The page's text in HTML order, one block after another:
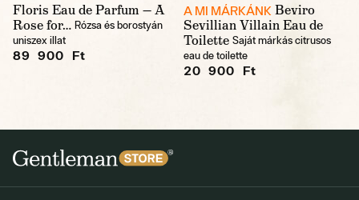
Floris Eau de Parfum — A
Rose for… Rózsa és borostyán
uniszex illat
89 900 Ft
A MI MÁRKÁNK Beviro
Sevillian Villain Eau de
Toilette Saját márkás citrusos
eau de toilette
20 900 Ft